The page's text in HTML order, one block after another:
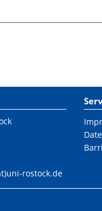
rostock.de